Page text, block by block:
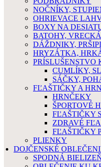
NOČNÍKY,
OHRIEVACE
BOXY NA
BATOHY, VRECKÁ
DÁŽDNIKY,
HRYZÁTKA,
PRÍSLUŠENSTVO
CUMLÍKY,
SÁČKY,
FĽAŠTIČKY A
HRNČEKY
ŠPORTOVÉ
FĽAŠTIČKY
ZDRAVÉ
FĽAŠTIČKY
PLIENKY
DOJČENSKÉ
SPODNÁ